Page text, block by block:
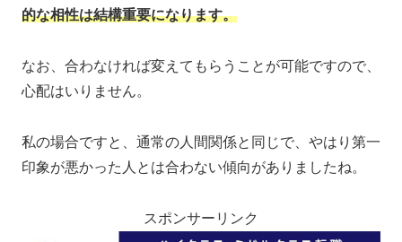
的な相性は結構重要になります。
なお、合わなければ変えてもらうことが可能ですので、
心配はいりません。
私の場合ですと、通常の人間関係と同じで、やはり第一
印象が悪かった人とは合わない傾向がありましたね。
スポンサーリンク